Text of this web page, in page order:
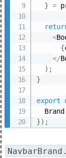
} =
<
{
</
) ;
}
export
  Brand
}) ;